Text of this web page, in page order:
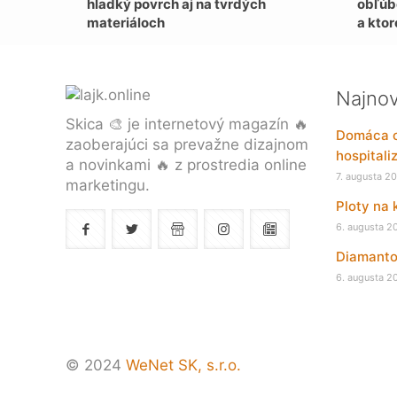
hladký povrch aj na tvrdých
materiáloch
a
Skica 🎨 je internetový magazín 🔥
zaoberajúci sa prevažne dizajnom
a novinkami 🔥 z prostredia online
marketingu.
Domáca
7. augusta
Ploty na
6. augusta
6. augusta
© 2024 WeNet SK, s.r.o.